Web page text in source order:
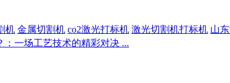
机 金属切割机 co2激光打标机 激光切割机打标机 山
一场工艺技术的精彩对决 ...